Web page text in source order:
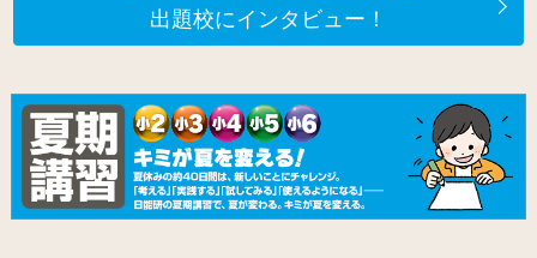
出題校にインタビュー！